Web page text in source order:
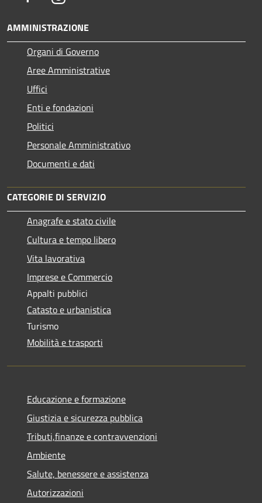
AMMINISTRAZIONE
Organi di Governo
Aree Amministrative
Uffici
Enti e fondazioni
Politici
Personale Amministrativo
Documenti e dati
CATEGORIE DI SERVIZIO
Anagrafe e stato civile
Cultura e tempo libero
Vita lavorativa
Imprese e Commercio
Appalti pubblici
Catasto e urbanistica
Turismo
Mobilità e trasporti
Educazione e formazione
Giustizia e sicurezza pubblica
Tributi,finanze e contravvenzioni
Ambiente
Salute, benessere e assistenza
Autorizzazioni